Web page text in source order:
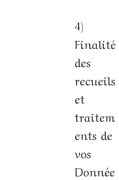
4)
Finalité
des
recueils
et
traitem
ents de
vos
Donnée